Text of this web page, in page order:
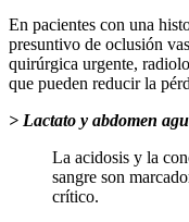
En pacientes con una
presuntivo de oclusión
quirúrgica urgente,
que pueden reducir la
> Lactato y abdomen
La acidosis y la
sangre son
crítico.